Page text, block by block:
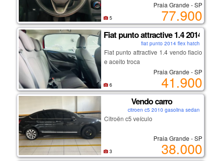
Praia Grande - SP
77.900
5
Fiat punto attractive 1.4 2014
fiat punto 2014 flex hatch
Fiat punto attractive 1.4 vendo fiacio
e aceito troca
Praia Grande - SP
41.900
6
Vendo carro
citroen c5 2010 gasolina sedan
Citroën c5 veículo
Praia Grande - SP
38.000
3